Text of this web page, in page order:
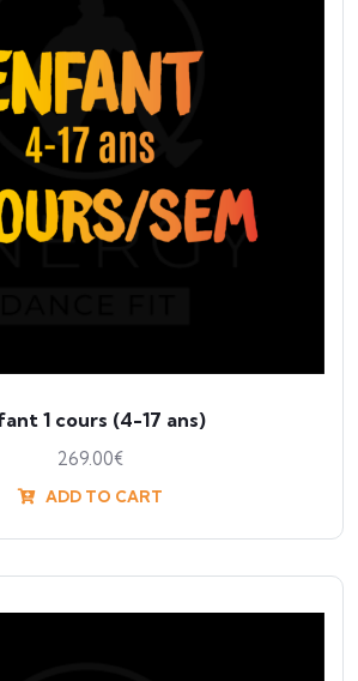
1 cours (4-17 ans)
269.00€
ADD TO CART